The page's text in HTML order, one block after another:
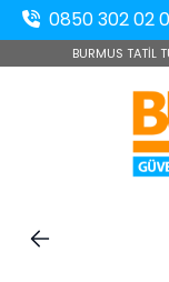
0850 302 02
BURMUS TATİL